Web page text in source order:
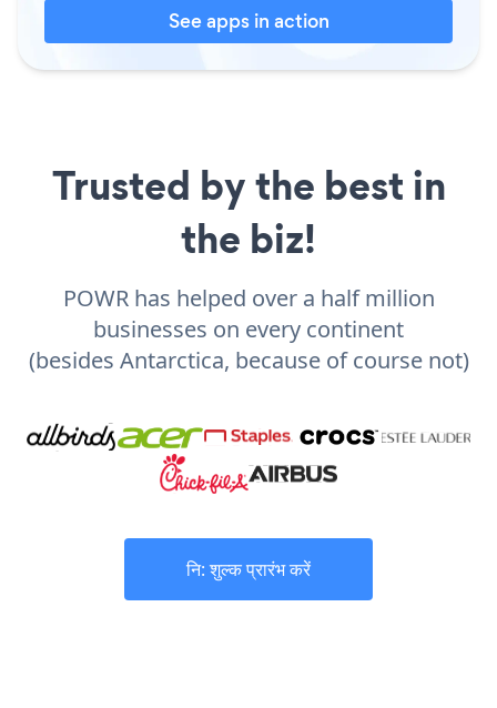
See apps in action
Trusted by the best in
the biz!
POWR has helped over a half million
businesses on every continent
(besides Antarctica, because of course not)
नि: शुल्क प्रारंभ करें